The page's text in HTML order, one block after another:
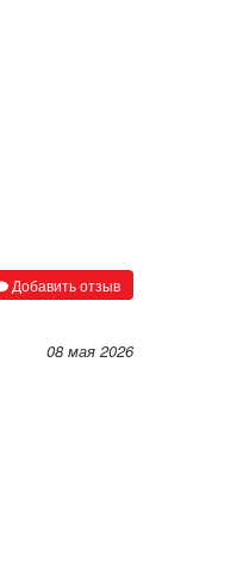
Добавить отзыв
08 мая 2026